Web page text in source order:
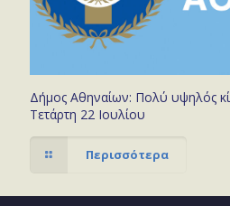
Δήμος Αθηναίων: Πολύ υψηλός
Τετάρτη 22 Ιουλίου
Περισσότερα